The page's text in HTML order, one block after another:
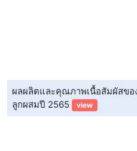
ผลผลิตและคุณภาพเนื้อสัมผัสขอ
ลูกผสมปี 2565
view